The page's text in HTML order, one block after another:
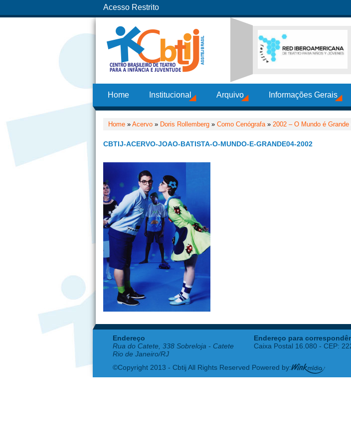
Acesso Restrito
Home Institucional Arquivo Informações Gerais
Home » Acervo » Doris Rollemberg » Como Cenógrafa» 2002 – O Mundo é Grande
CBTIJ-ACERVO-JOAO-BATISTA-O-MUNDO-E-GRANDE04-2002
Endereço
Rua do Catete, 338 Sobreloja - Catete
Rio de Janeiro/RJ
Endereço para
Caixa Postal 16.080 - CEP:
©Copyright 2013 - Cbtij All Rights Reserved Powered by: